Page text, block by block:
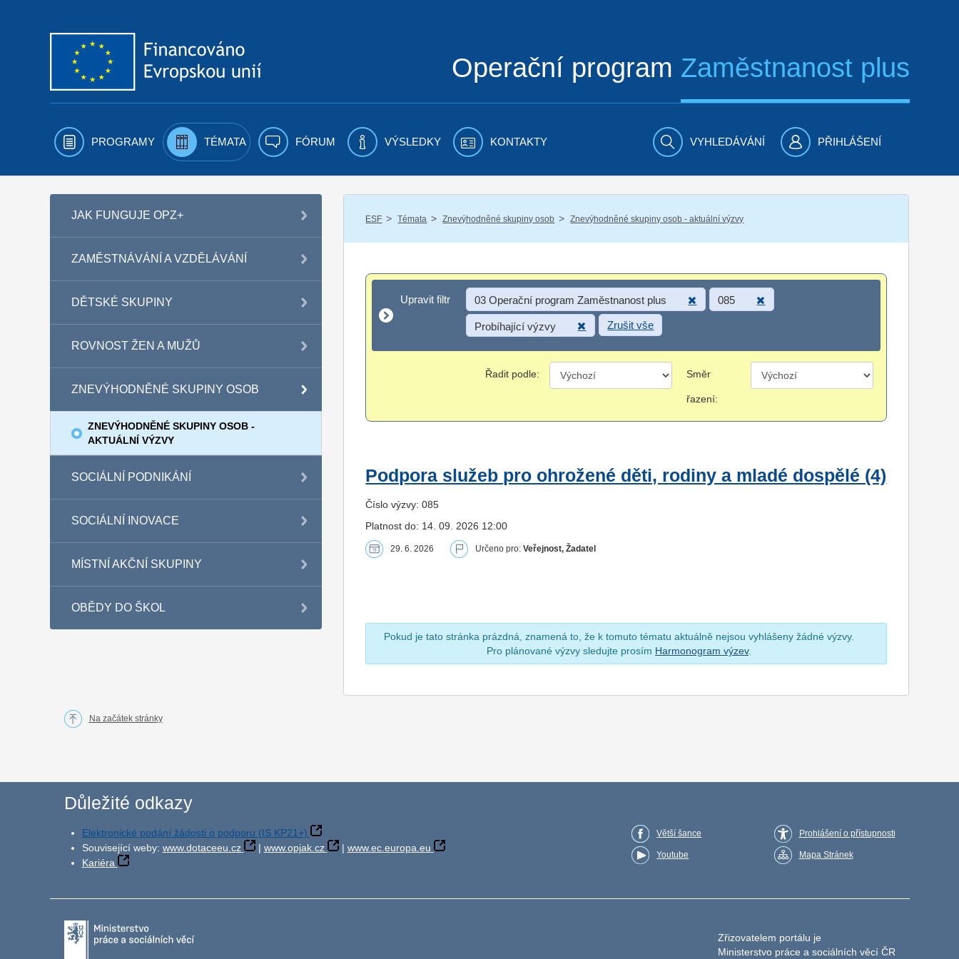
Operační program Zaměstnanost plus
PROGRAMY TÉMATA FÓRUM VÝSLEDKY KONTAKTY VYHLEDÁVÁNÍ PŘIHLÁŠENÍ
JAK FUNGUJE OPZ+
ZAMĚSTNÁVÁNÍ A VZDĚLÁVÁNÍ
DĚTSKÉ SKUPINY
ROVNOST ŽEN A MUŽŮ
ZNEVÝHODNĚNÉ SKUPINY OSOB
ZNEVÝHODNĚNÉ SKUPINY OSOB -
AKTUÁLNÍ VÝZVY
SOCIÁLNÍ PODNIKÁNÍ
SOCIÁLNÍ INOVACE
MÍSTNÍ AKČNÍ SKUPINY
OBĚDY DO ŠKOL
ESF / Témata / Znevýhodněné skupiny osob / Znevýhodněné skupiny osob - aktuální výzvy
Upravit filtr
Upravit filtr 03 Operační program Zaměstnanost plus 085
Probíhající výzvy Zrušit vše
Řadit podle: Směr
řazení:
Podpora služeb pro ohrožené děti, rodiny a mladé dospělé (4)
Číslo výzvy: 085
Platnost do: 14. 09. 2026 12:00
29. 6. 2026 Určeno pro:Veřejnost, Žadatel
Pokud je tato stránka prázdná, znamená to, že k tomuto tématu aktuálně nejsou vyhlášeny žádné výzvy.
Pro plánované výzvy sledujte prosím Harmonogram výzev.
Na začátek stránky
Důležité odkazy
Elektronické podání žádosti o podporu (IS KP21+)
Související weby: www.dotaceeu.cz | www.opjak.cz | www.ec.europa.eu
Kariéra
Větší šance
Youtube
Prohlášení o přístupnosti
Mapa Stránek
Zřizovatelem portálu je
Ministerstvo práce a sociálních věcí ČR